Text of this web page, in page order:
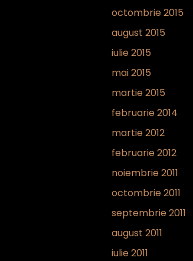
octombrie 2015
august 2015
iulie 2015
mai 2015
martie 2015
februarie 2014
martie 2012
februarie 2012
noiembrie 2011
octombrie 2011
septembrie 2011
august 2011
iulie 2011